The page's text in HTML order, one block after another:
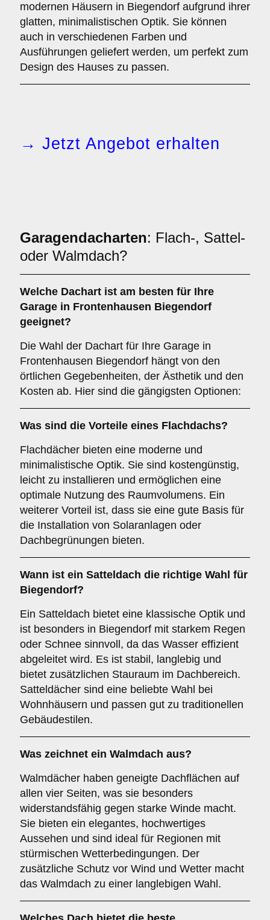
modernen Häusern in Biegendorf aufgrund ihrer
glatten, minimalistischen Optik. Sie können
auch in verschiedenen Farben und
Ausführungen geliefert werden, um perfekt zum
Design des Hauses zu passen.
→ Jetzt Angebot erhalten
Garagendacharten: Flach-, Sattel-
oder Walmdach?
Welche Dachart ist am besten für Ihre
Garage in Frontenhausen Biegendorf
geeignet?
Die Wahl der Dachart für Ihre Garage in
Frontenhausen Biegendorf hängt von den
örtlichen Gegebenheiten, der Ästhetik und den
Kosten ab. Hier sind die gängigsten Optionen:
Was sind die Vorteile eines Flachdachs?
Flachdächer bieten eine moderne und
minimalistische Optik. Sie sind kostengünstig,
leicht zu installieren und ermöglichen eine
optimale Nutzung des Raumvolumens. Ein
weiterer Vorteil ist, dass sie eine gute Basis für
die Installation von Solaranlagen oder
Dachbegrünungen bieten.
Wann ist ein Satteldach die richtige Wahl für
Biegendorf?
Ein Satteldach bietet eine klassische Optik und
ist besonders in Biegendorf mit starkem Regen
oder Schnee sinnvoll, da das Wasser effizient
abgeleitet wird. Es ist stabil, langlebig und
bietet zusätzlichen Stauraum im Dachbereich.
Satteldächer sind eine beliebte Wahl bei
Wohnhäusern und passen gut zu traditionellen
Gebäudestilen.
Was zeichnet ein Walmdach aus?
Walmdächer haben geneigte Dachflächen auf
allen vier Seiten, was sie besonders
widerstandsfähig gegen starke Winde macht.
Sie bieten ein elegantes, hochwertiges
Aussehen und sind ideal für Regionen mit
stürmischen Wetterbedingungen. Der
zusätzliche Schutz vor Wind und Wetter macht
das Walmdach zu einer langlebigen Wahl.